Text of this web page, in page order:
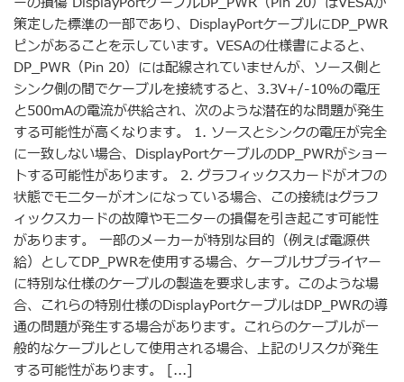
策定した標準の一部であり、DisplayPortケーブルにDP_PWR
ピンがあることを示しています。VESAの仕様書によると、
DP_PWR（Pin 20）には配線されていませんが、ソース側と
シンク側の間でケーブルを接続すると、3.3V+/-10％の電圧
と500mAの電流が供給され、次のような潜在的な問題が発生
する可能性が高くなります。 1. ソースとシンクの電圧が完全
に一致しない場合、DisplayPortケーブルのDP_PWRがショー
トする可能性があります。 2. グラフィックスカードがオフの
状態でモニターがオンになっている場合、この接続はグラフ
ィックスカードの故障やモニターの損傷を引き起こす可能性
があります。 一部のメーカーが特別な目的（例えば電源供
給）としてDP_PWRを使用する場合、ケーブルサプライヤー
に特別な仕様のケーブルの製造を要求します。このような場
合、これらの特別仕様のDisplayPortケーブルはDP_PWRの導
通の問題が発生する場合があります。これらのケーブルが一
般的なケーブルとして使用される場合、上記のリスクが発生
する可能性があります。 [...]